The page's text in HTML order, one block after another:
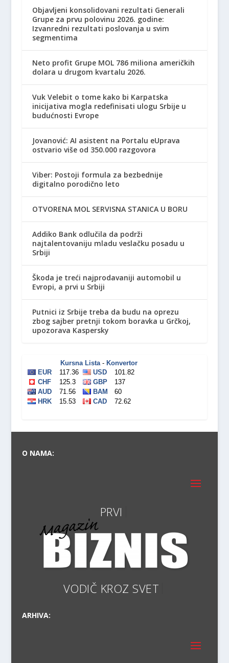
Objavljeni konsolidovani rezultati Generali
Grupe za prvu polovinu 2026. godine:
Izvanredni rezultati poslovanja u svim
segmentima
Neto profit Grupe MOL 786 miliona američkih
dolara u drugom kvartalu 2026.
Vuk Velebit o tome kako bi Karpatska
inicijativa mogla redefinisati ulogu Srbije u
budućnosti Evrope
Jovanović: AI asistent na Portalu eUprava
ostvario više od 350.000 razgovora
Viber: Postoji formula za bezbednije
digitalno porodično leto
OTVORENA MOL SERVISNA STANICA U BORU
Addiko Bank odlučila da podrži
najtalentovaniju mladu veslačku posadu u
Srbiji
Škoda je treći najprodavaniji automobil u
Evropi, a prvi u Srbiji
Putnici iz Srbije treba da budu na oprezu
zbog sajber pretnji tokom boravka u Grčkoj,
upozorava Kaspersky
O NAMA:
VODIČ
ARHIVA: